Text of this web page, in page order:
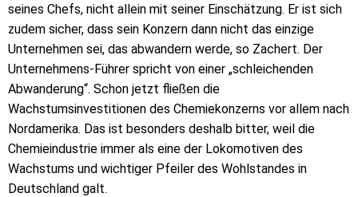
seines Chefs, nicht allein mit seiner Einschätzung. Er ist sich
zudem sicher, dass sein Konzern dann nicht das einzige
Unternehmen sei, das abwandern werde, so Zachert. Der
Unternehmens-Führer spricht von einer „schleichenden
Abwanderung“. Schon jetzt fließen die
Wachstumsinvestitionen des Chemiekonzerns vor allem nach
Nordamerika. Das ist besonders deshalb bitter, weil die
Chemieindustrie immer als eine der Lokomotiven des
Wachstums und wichtiger Pfeiler des Wohlstandes in
Deutschland galt.